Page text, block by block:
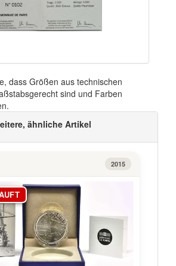
dass Größen aus technischen
sind und Farben
ähnliche Artikel
2015